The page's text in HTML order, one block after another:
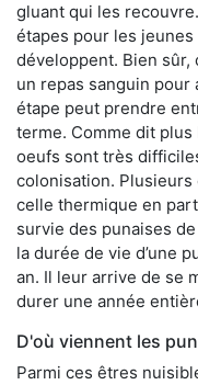
gluant qui les
étapes pour les
développent. Bien
un repas sanguin pour
étape peut prendre
terme. Comme dit
oeufs sont très
colonisation.
celle thermique en
survie des punaises de
la durée de vie d’une
an. Il leur arrive de se
durer une année
D'où viennent les
Parmi ces êtres